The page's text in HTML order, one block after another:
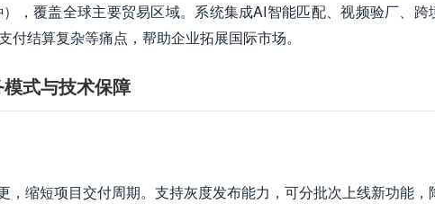
，覆盖全球主要贸易区域。系统集成AI智能匹配、视频验厂、跨
结算复杂等痛点，帮助企业拓展国际市场。
式与技术保障
缩短项目交付周期。支持灰度发布能力，可分批次上线新功能，